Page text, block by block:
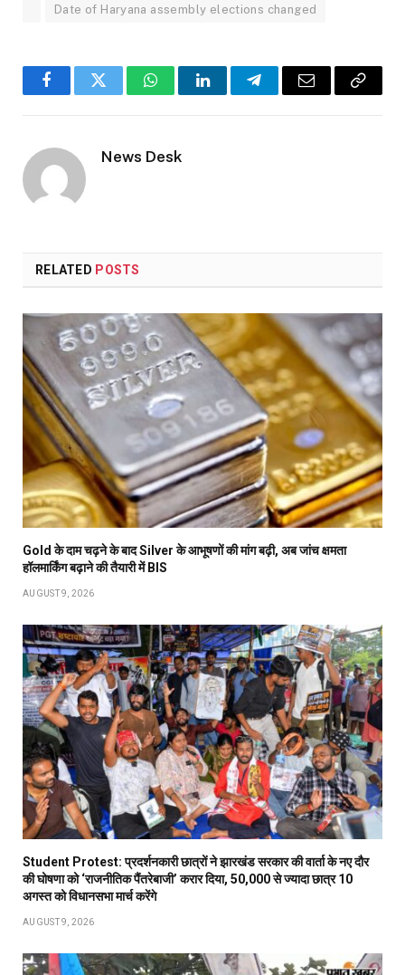
Date of Haryana assembly elections changed
FacebookTwitter WhatsAppLinkedInTelegramEmail
Copy
News Desk
RELATED POSTS
Gold के दाम चढ़ने के बाद Silver के आभूषणों की मांग बढ़ी, अब जांच क्षमता
हॉलमार्किंग बढ़ाने की तैयारी में BIS
AUGUST 9, 2026
Student Protest: प्रदर्शनकारी छात्रों ने झारखंड सरकार की वार्ता के नए दौर
की घोषणा को ‘राजनीतिक पैंतरेबाजी’ करार दिया, 50,000 से ज्यादा छात्र 10
अगस्त को विधानसभा मार्च करेंगे
AUGUST 9, 2026